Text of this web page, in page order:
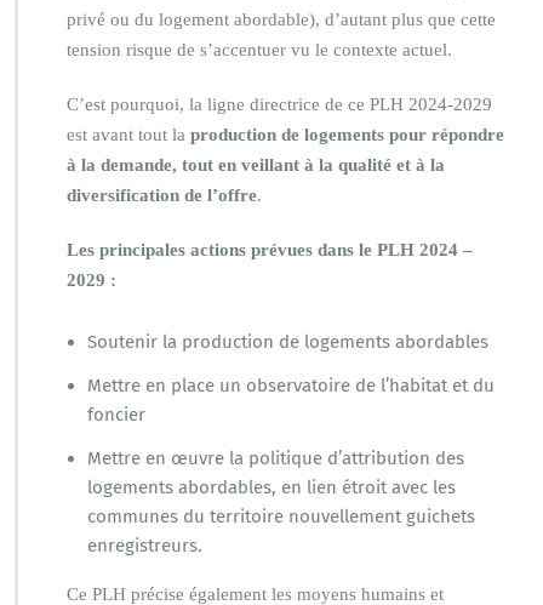
privé ou du logement abordable), d’autant plus que cette
tension risque de s’accentuer vu le contexte actuel.
C’est pourquoi, la ligne directrice de ce PLH 2024-2029
est avant tout la production de logements pour répondre
à la demande, tout en veillant à la qualité et à la
diversification de l’offre.
Les principales actions prévues dans le PLH 2024 –
2029 :
Soutenir la production de logements abordables
Mettre en place un observatoire de l’habitat et du
foncier
Mettre en œuvre la politique d’attribution des
logements abordables, en lien étroit avec les
communes du territoire nouvellement guichets
enregistreurs.
Ce PLH précise également les moyens humains et